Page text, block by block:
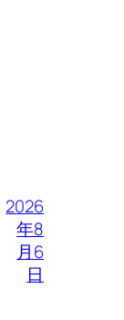
2026
年8
月6
日